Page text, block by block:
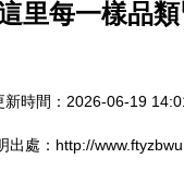
里每一樣品
新時間：2026-06-19
出處：http://